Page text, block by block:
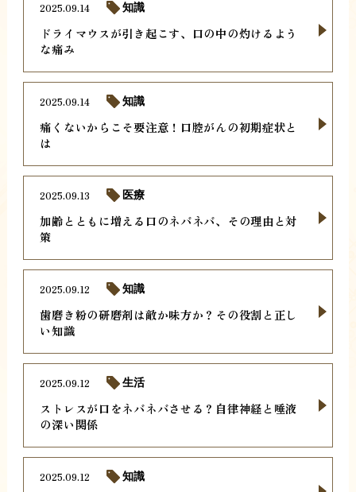
ドライマウスが引き起こす、口の中の灼けるよう
な痛み
2025.09.14 知識
痛くないからこそ要注意！口腔がんの初期症状と
は
2025.09.14 知識
加齢とともに増える口のネバネバ、その理由と対
策
2025.09.13 医療
歯磨き粉の研磨剤は敵か味方か？その役割と正し
い知識
2025.09.12 知識
ストレスが口をネバネバさせる？自律神経と唾液
の深い関係
2025.09.12 生活
2025.09.12 知識